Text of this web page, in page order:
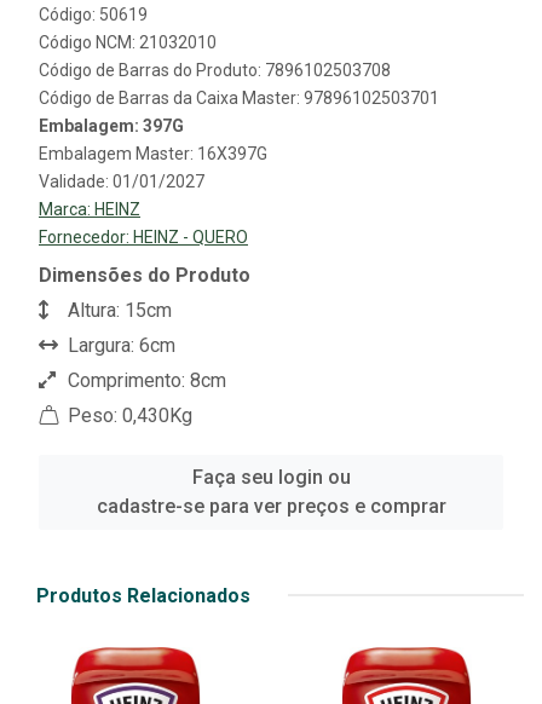
Código: 50619
Código NCM: 21032010
Código de Barras do Produto: 7896102503708
Código de Barras da Caixa Master: 97896102503701
Embalagem: 397G
Embalagem Master: 16X397G
Validade: 01/01/2027
Marca: HEINZ
Fornecedor: HEINZ - QUERO
Dimensões do Produto
Altura: 15cm
Largura: 6cm
Comprimento: 8cm
Peso: 0,430Kg
Faça seu login ou
cadastre-se para ver preços e comprar
Produtos Relacionados